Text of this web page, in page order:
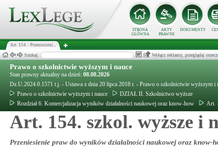
STRONA
GŁÓWNA
AKTY
PRAWNE
DOKUMENTY
Art. 154. - Przeniesieni...
Szukaj: Wyłącz reklamy, przeglądaj
Prawo o szkolnictwie wyższym i nauce
Stan prawny aktualny na dzień: 08.08.2026
Dz.U.2024.0.1571 t.j. - Ustawa z dnia 20 lipca 2018 r. - Prawo o szkolnictwie wyższym i
Prawo o szkolnictwie wyższym i nauce
DZIAŁ II. Szkolnictwo wyższe
Rozdział 6. Komercjalizacja wyników działalności naukowej oraz know-how
Art.
Art. 154. szkol. wyższe i
Przeniesienie praw do wyników działalności naukowej oraz know-